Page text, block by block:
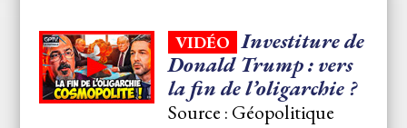
VIDÉO Investiture de
Donald Trump : vers
la fin de l’oligarchie ?
Source : Géopolitique